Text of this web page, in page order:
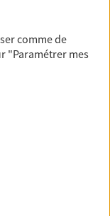
à vos
d'un expert :
ensemble !
votre
comme de
"Paramétrer mes